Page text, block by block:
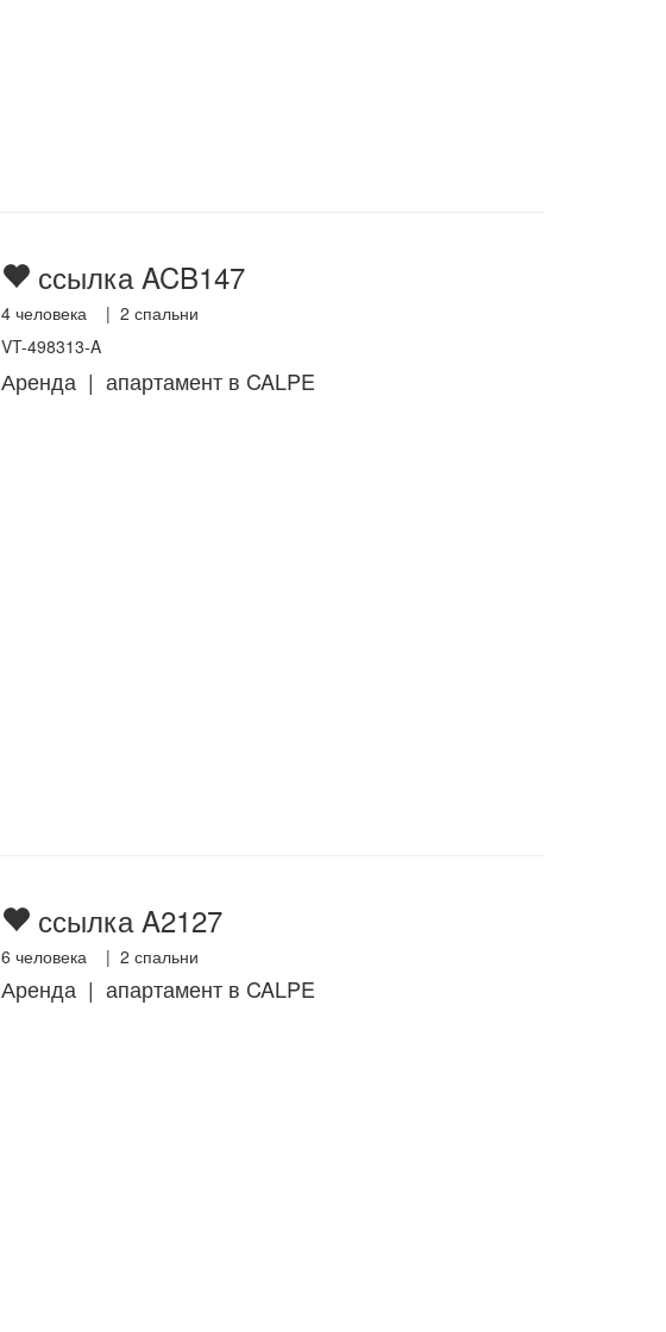
ссылка ACB147
4человека | 2 спальни
VT-498313-A
Аренда | апартамент в CALPE
ссылка A2127
6 человека | 2 спальни
Аренда | апартамент в CALPE